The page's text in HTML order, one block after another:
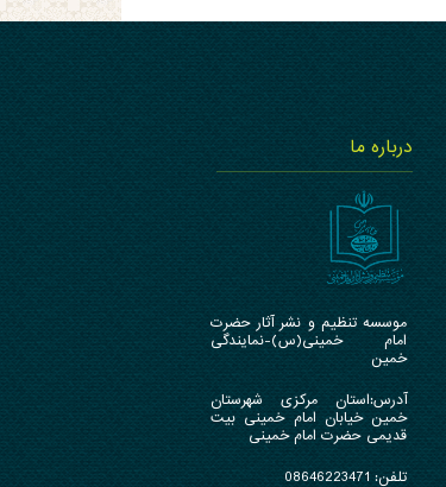
درباره ما
موسسه تنظیم و نشر آثار حضرت
امام خمینی(س)-نمایندگی
خمین
آدرس:استان مرکزی شهرستان
خمین خیابان امام خمینی بیت
قدیمی حضرت امام خمینی
تلفن:
08646223471